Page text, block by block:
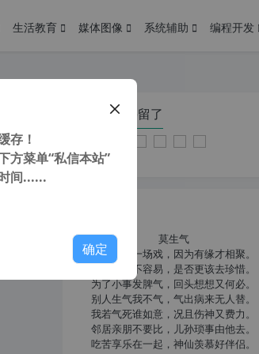
生活教育 媒体图像 系统辅助 编程开发
版
国
您在本页停留了
莫生气
人生就像一场戏，因为有缘才相聚。
相扶到老不容易，是否更该去珍惜。
为了小事发脾气，回头想想又何必。
别人生气我不气，气出病来无人替。
我若气死谁如意，况且伤神又费力。
邻居亲朋不要比，儿孙琐事由他去。
吃苦享乐在一起，神仙羡慕好伴侣。
存！
方菜单“私信本站”
间......
确定